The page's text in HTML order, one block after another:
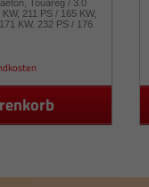
Touareg / 3.0
211 PS / 165 KW,
KW, 232 PS / 176